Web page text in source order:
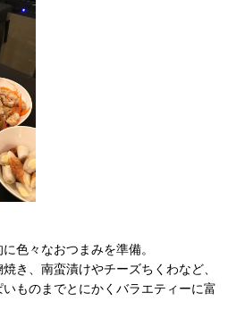
色々なおつまみを準備。
き、南蛮漬けやチーズちくわなど、
ものまでとにかくバラエティーに富